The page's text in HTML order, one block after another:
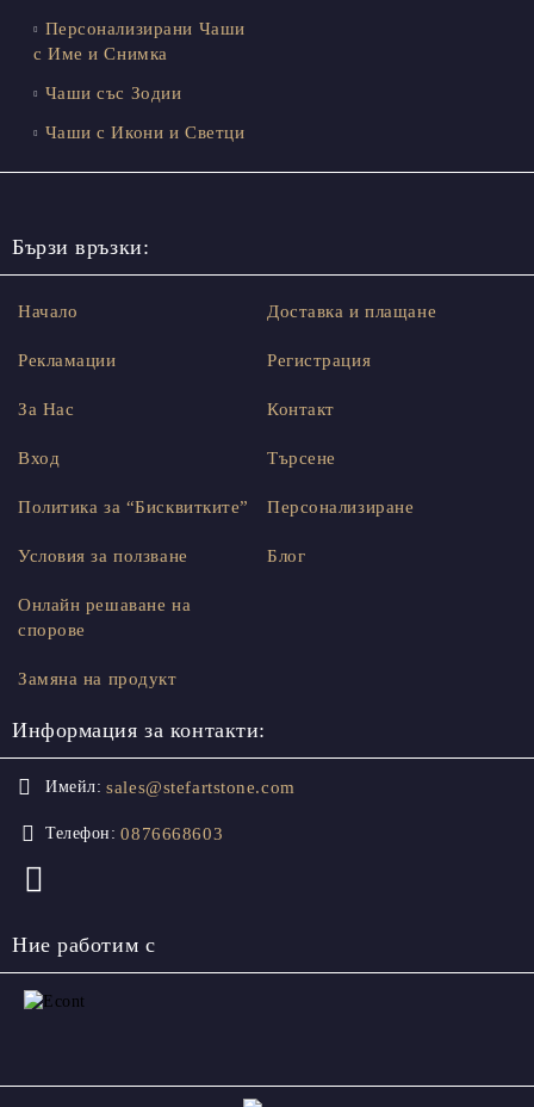
Персонализирани Чаши
с Име и Снимка
Чаши със Зодии
Чаши с Икони и Светци
Бързи връзки:
Начало
Рекламации
За Нас
Вход
Доставка и плащане
Регистрация
Контакт
Търсене
Политика за “Бисквитките”
Условия за ползване
Онлайн решаване на
спорове
Замяна на продукт
Персонализиране
Блог
Информация за контакти:
Имейл: sales@stefartstone.com
Телефон: 0876668603
Ние работим с